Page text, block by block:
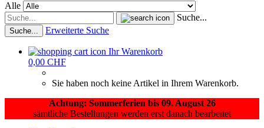
Alle
Suche...
Suche... Erweiterte Suche
Ihr Warenkorb
0,00 CHF
Sie haben noch keine Artikel in Ihrem Warenkorb.
Achtung: Sommerferien bis 09. August 26
sämtliche Bestellungen werden erst danach bearbeitet